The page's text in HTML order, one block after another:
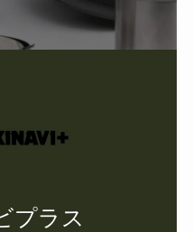
プラス